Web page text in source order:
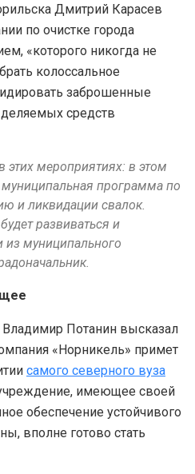
Дмитрий Карасев
по очистке города
«которого никогда не
колоссальное
заброшенные
средств
этих мероприятиях: в этом
муниципальная программа по
и ликвидации свалок.
развиваться и
из муниципального
Потанин высказал
«Норникель» примет
самого северного вуза
имеющее своей
обеспечение устойчивого
вполне готово стать